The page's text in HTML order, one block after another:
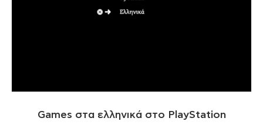
Games στα ελληνικά στο PlayStation